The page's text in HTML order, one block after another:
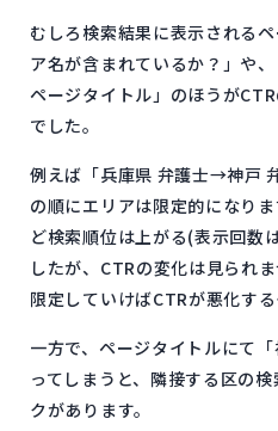
むしろ検索結果に表示される
ア名が含まれているか？」や
ページタイトル」のほうが
でした。
例えば「兵庫県 弁護士→神戸
の順にエリアは限定的になり
ど検索順位は上がる(表示回数
したが、CTRの変化は見られ
限定していけばCTRが悪化す
一方で、ページタイトルにて
ってしまうと、隣接する区の
クがあります。